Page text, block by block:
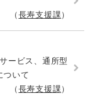
長寿支援課
ービス、通所型
ついて
長寿支援課